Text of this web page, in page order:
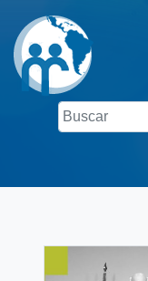
Buscar